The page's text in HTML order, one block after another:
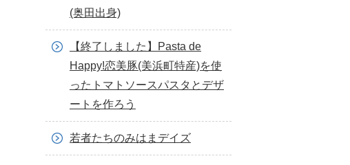
(奥田出身)
【終了しました】Pasta de
Happy!恋美豚(美浜町特産)を使
ったトマトソースパスタとデザ
ートを作ろう
若者たちのみはまデイズ